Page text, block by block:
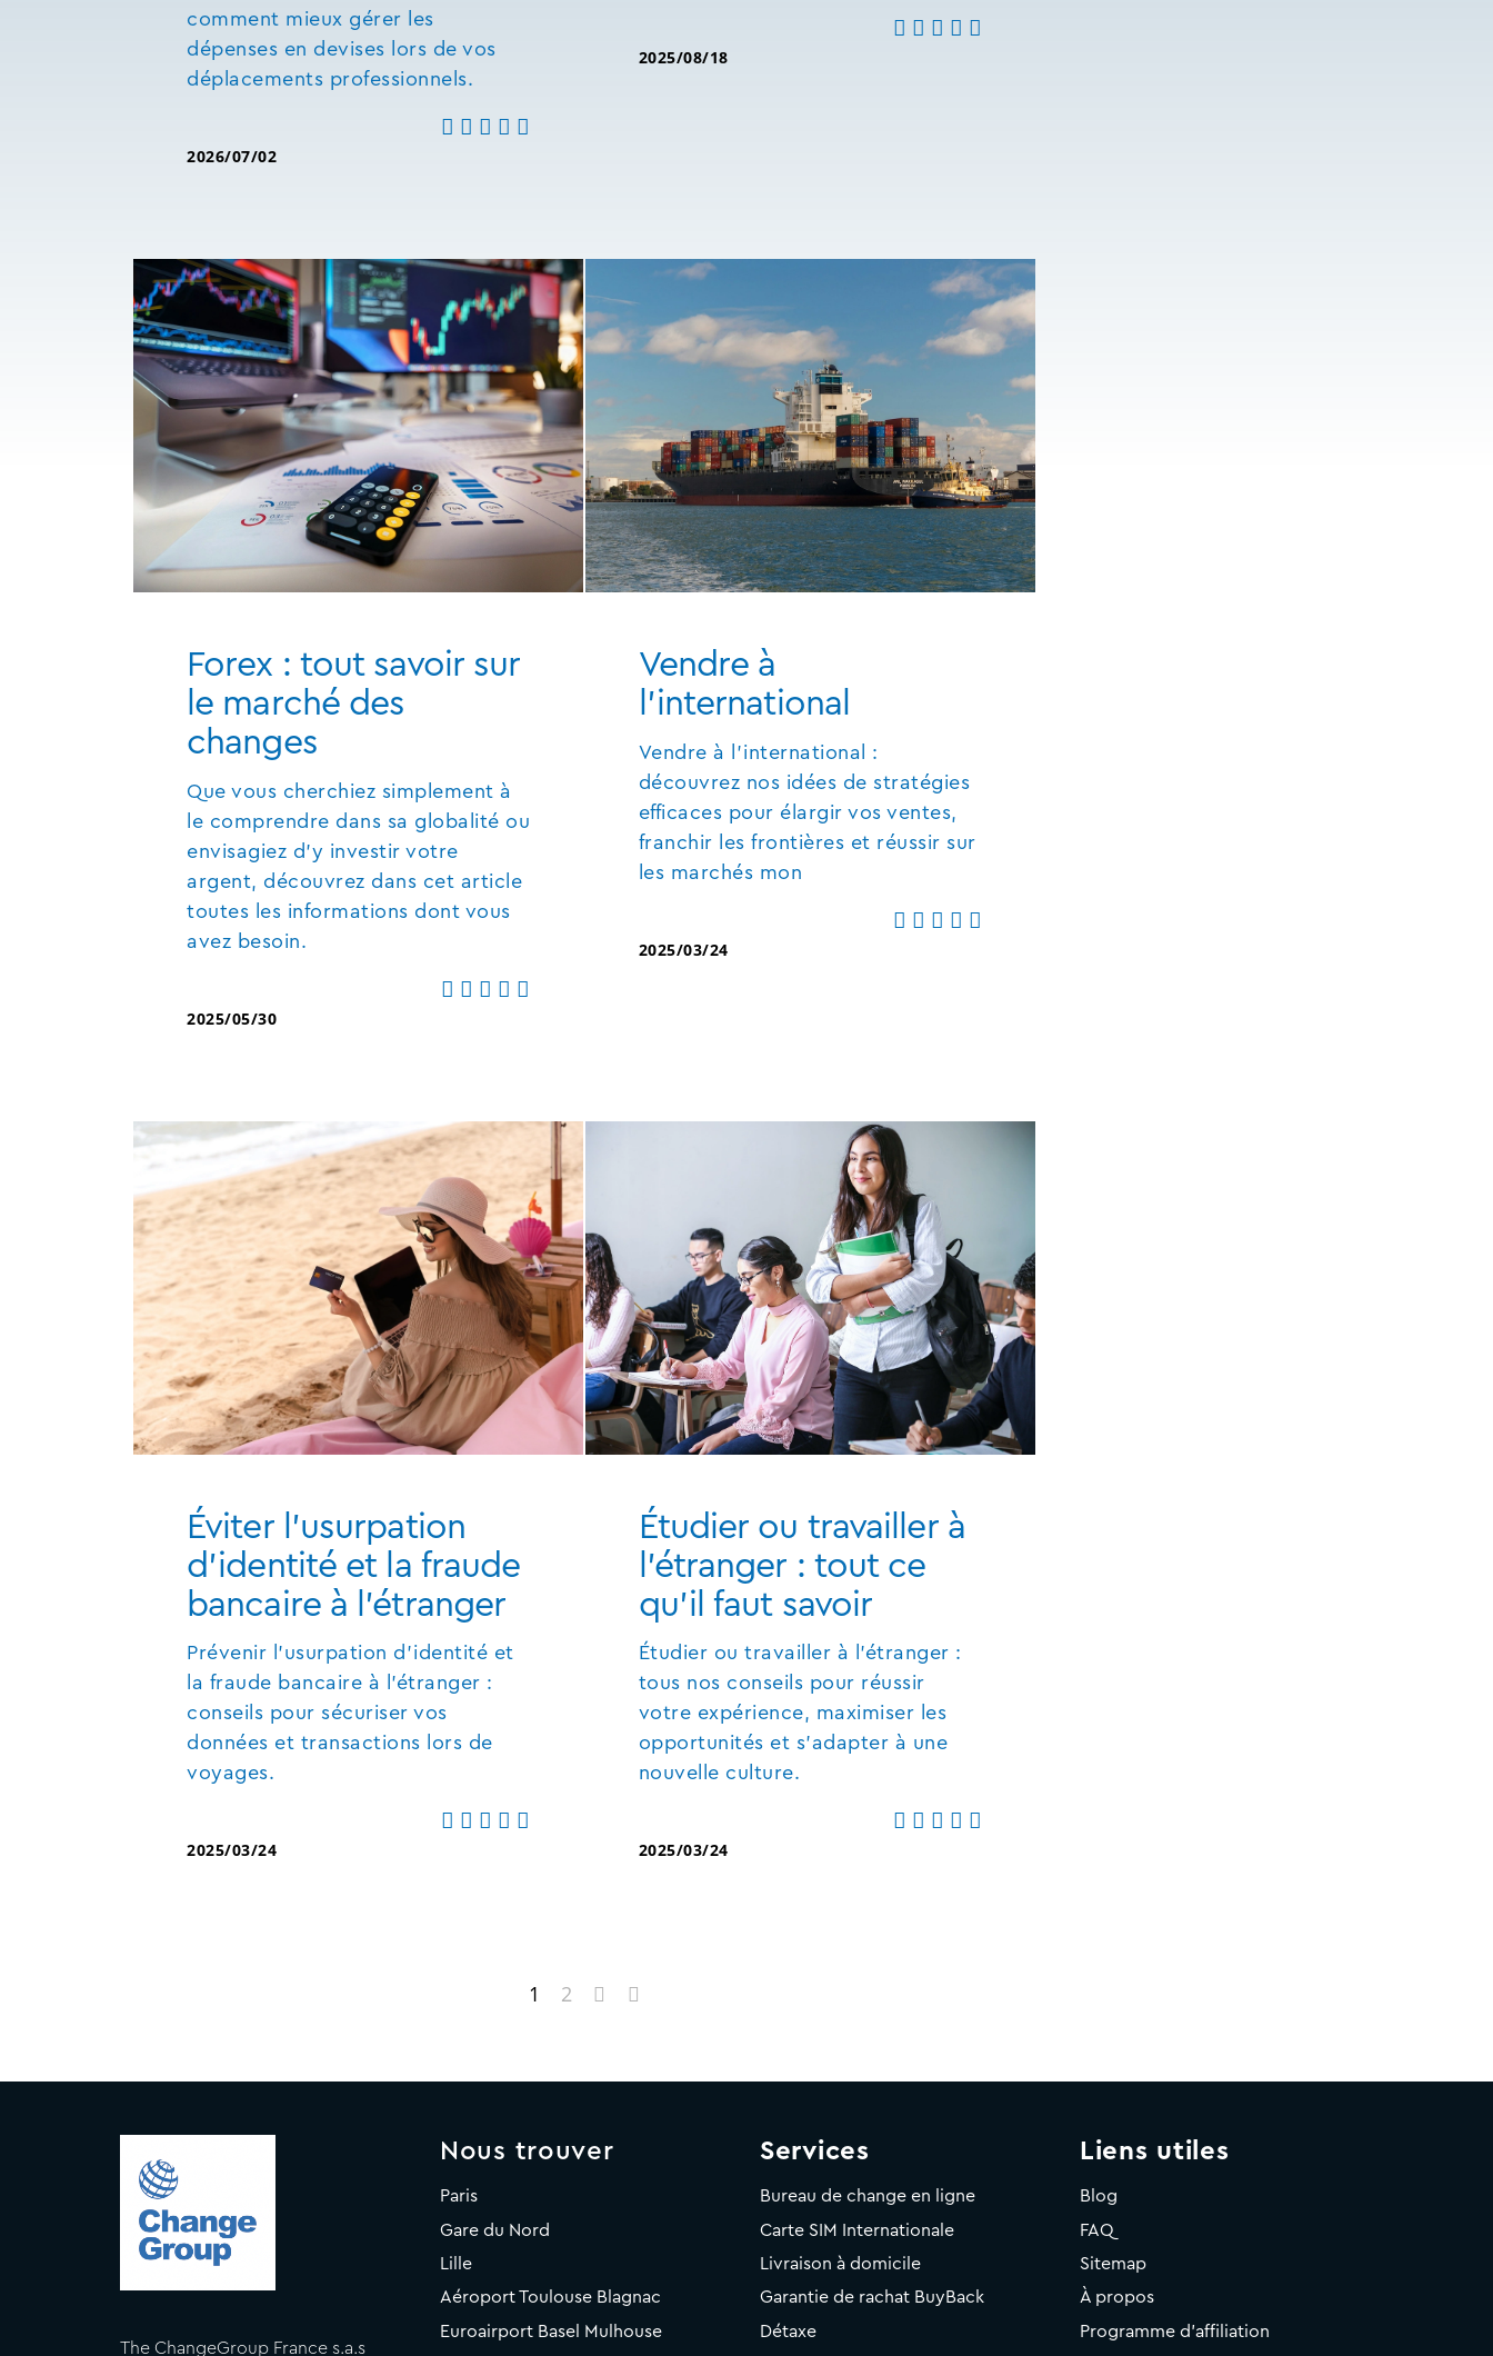
comment mieux gérer les
dépenses en devises lors de vos
déplacements professionnels.
2026/07/02
2025/08/18
Forex : tout savoir sur
le marché des
changes
Que vous cherchiez simplement à
le comprendre dans sa globalité ou
envisagiez d’y investir votre
argent, découvrez dans cet article
toutes les informations dont vous
avez besoin.
2025/05/30
Vendre à
l'international
Vendre à l'international :
découvrez nos idées de stratégies
efficaces pour élargir vos ventes,
franchir les frontières et réussir sur
les marchés mon
2025/03/24
Éviter l'usurpation
d'identité et la fraude
bancaire à l'étranger
Prévenir l'usurpation d'identité et
la fraude bancaire à l'étranger :
conseils pour sécuriser vos
données et transactions lors de
voyages.
2025/03/24
Étudier ou travailler à
l'étranger : tout ce
qu'il faut savoir
Étudier ou travailler à l'étranger :
tous nos conseils pour réussir
votre expérience, maximiser les
opportunités et s'adapter à une
nouvelle culture.
2025/03/24
1 2
The ChangeGroup France s.a.s
Nous trouver
Paris
Gare du Nord
Lille
Aéroport Toulouse Blagnac
Euroairport Basel Mulhouse
Services
Bureau de change en ligne
Carte SIM Internationale
Livraison à domicile
Garantie de rachat BuyBack
Détaxe
Liens utiles
Blog
FAQ
Sitemap
À propos
Programme d'affiliation